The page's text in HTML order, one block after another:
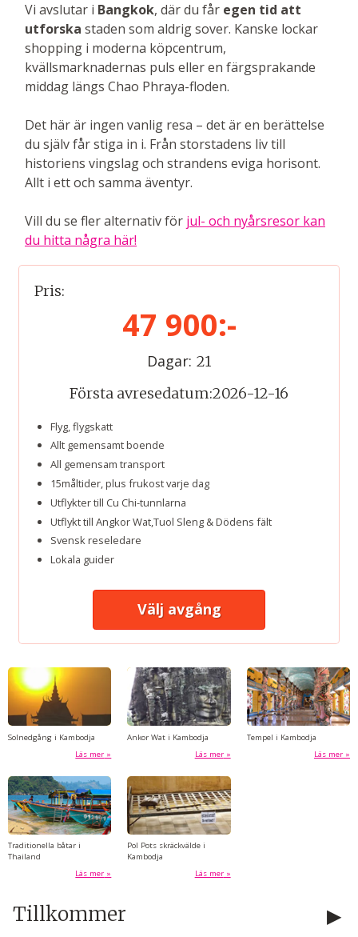
Vi avslutar i Bangkok, där du får egen tid att
utforska staden som aldrig sover. Kanske lockar
shopping i moderna köpcentrum,
kvällsmarknadernas puls eller en färgsprakande
middag längs Chao Phraya-floden.
Det här är ingen vanlig resa – det är en berättelse
du själv får stiga in i. Från storstadens liv till
historiens vingslag och strandens eviga horisont.
Allt i ett och samma äventyr.
Vill du se fler alternativ för jul- och nyårsresor kan
du hitta några här!
Pris:
47 900:-
Dagar: 21
Första avresedatum:2026-12-16
Flyg, flygskatt
Allt gemensamt boende
All gemensam transport
15måltider, plus frukost varje dag
Utflykter till Cu Chi-tunnlarna
Utflykt till Angkor Wat,Tuol Sleng & Dödens fält
Svensk reseledare
Lokala guider
Välj avgång
Solnedgång i Kambodja
Läs mer
Ankor Wat i Kambodja
Läs mer
Tempel i Kambodja
Läs mer
Traditionella båtar i
Thailand
Läs mer
Pol Pots skräckvälde i
Kambodja
Läs mer
Tillkommer